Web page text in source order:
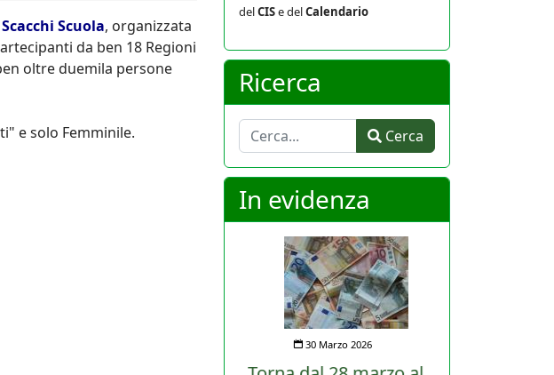
Scuola, organizzata
da ben 18 Regioni
oltre duemila persone
e solo Femminile.
delCISe delCalendario
Ricerca
Cerca Cerca
In evidenza
30 Marzo 2026